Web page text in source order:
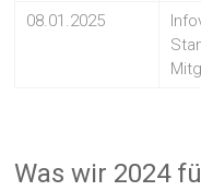
08.01.2025
Was wir 2024